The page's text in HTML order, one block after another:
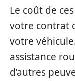
Le coût de
votre contrat
votre
assistance
d’autres